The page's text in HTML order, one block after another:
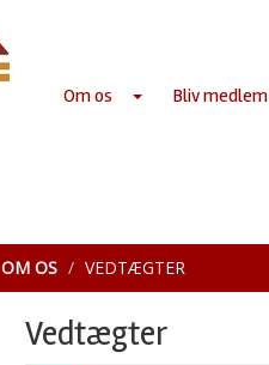
Om os Bliv medlem
OM OS VEDTÆGTER
Vedtægter